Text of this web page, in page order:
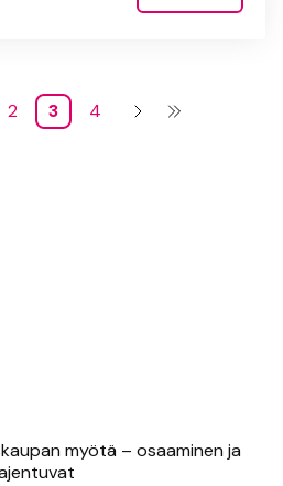
myötä – osaaminen ja
2 3 4